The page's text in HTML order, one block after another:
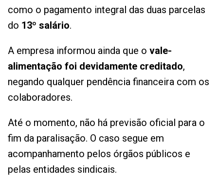
como o pagamento integral das duas parcelas
do 13º salário.
A empresa informou ainda que o vale-
alimentação foi devidamente creditado,
negando qualquer pendência financeira com os
colaboradores.
Até o momento, não há previsão oficial para o
fim da paralisação. O caso segue em
acompanhamento pelos órgãos públicos e
pelas entidades sindicais.